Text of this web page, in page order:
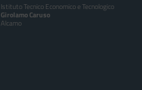
Istituto Tecnico Economico e Tecnologico
Girolamo Caruso
Alcamo